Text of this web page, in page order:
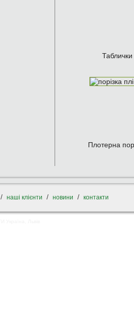
Таблички
Плотерна
/ наші клієнти / новини / контакти